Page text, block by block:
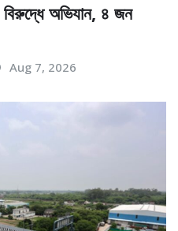
বিরুদ্ধে অভিযান, ৪ জন
Aug 7, 2026